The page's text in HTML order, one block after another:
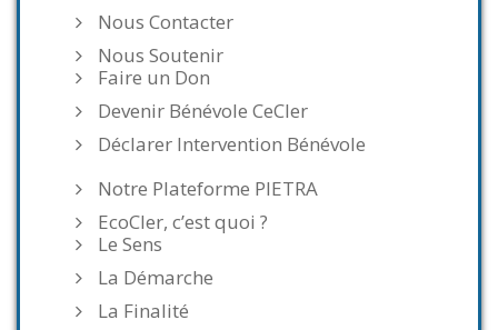
Nous Contacter
Nous Soutenir
Faire un Don
Devenir Bénévole CeCler
Déclarer Intervention Bénévole
Notre Plateforme PIETRA
EcoCler, c’est quoi ?
Le Sens
La Démarche
La Finalité